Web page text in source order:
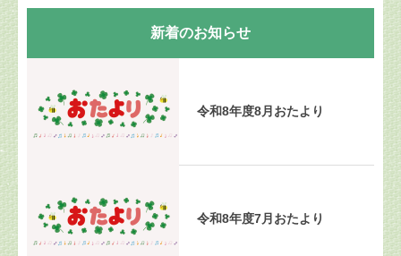
新着のお知らせ
令和8年度8月おたより
令和8年度7月おたより